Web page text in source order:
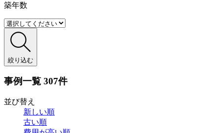
築年数
絞り込む
事例一覧 307件
並び替え
新しい順
古い順